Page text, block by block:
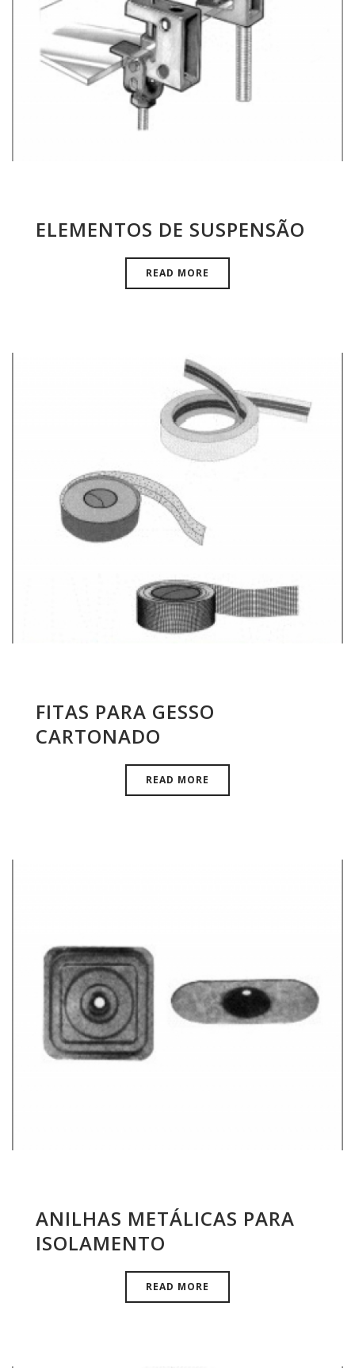
ELEMENTOS DE SUSPENSÃO
READ MORE
FITAS PARA GESSO
CARTONADO
READ MORE
ANILHAS METÁLICAS PARA
ISOLAMENTO
READ MORE